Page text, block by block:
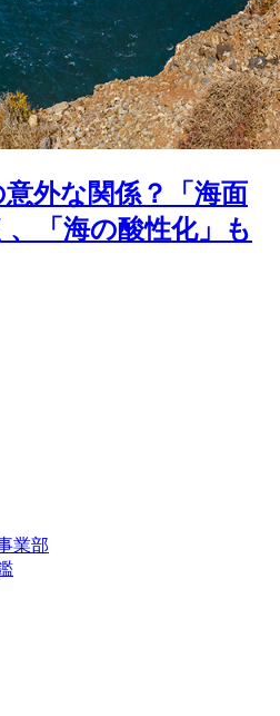
外な関係？「海面
「海の酸性化」も
業部